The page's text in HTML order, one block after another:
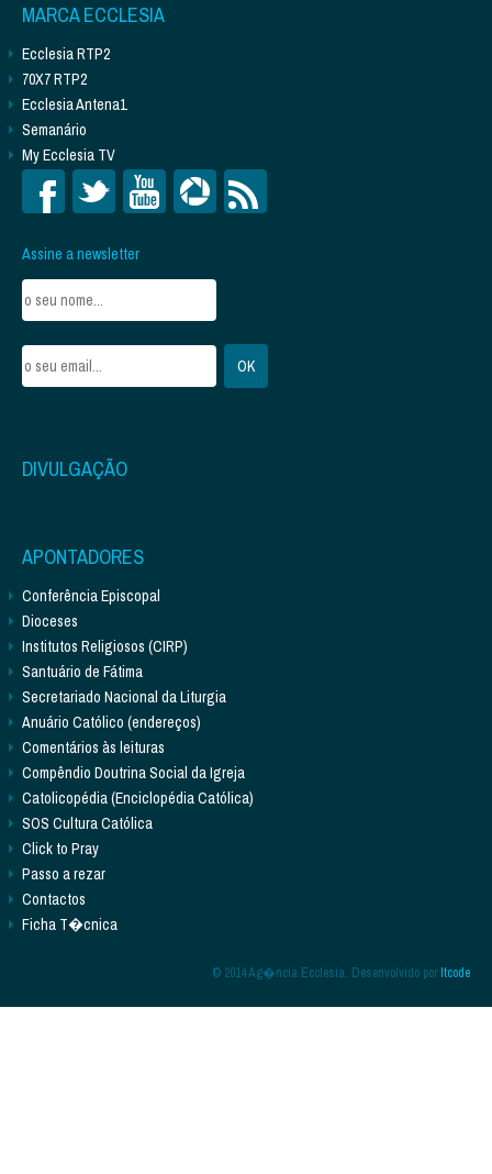
MARCA ECCLESIA
Ecclesia RTP2
70X7 RTP2
Ecclesia Antena1
Semanário
My Ecclesia TV
Assine a newsletter
DIVULGAÇÃO
APONTADORES
Conferência Episcopal
Dioceses
Institutos Religiosos (CIRP)
Santuário de Fátima
Secretariado Nacional da Liturgia
Anuário Católico (endereços)
Comentários às leituras
Compêndio Doutrina Social da Igreja
Catolicopédia (Enciclopédia Católica)
SOS Cultura Católica
Click to Pray
Passo a rezar
Contactos
Ficha T�cnica
© 2014 Ag�ncia Ecclesia. Desenvolvido porItcode